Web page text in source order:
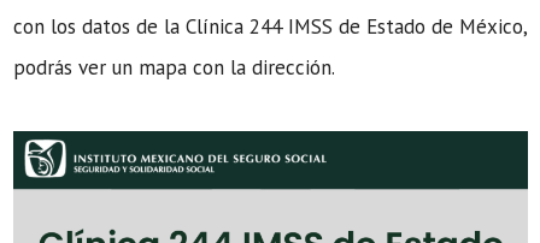
con los datos de la Clínica 244 IMSS de Estado de México,
podrás ver un mapa con la dirección.